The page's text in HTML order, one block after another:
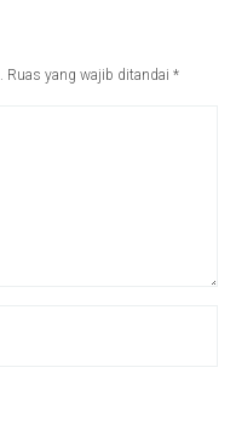
Ruas yang wajib ditandai *